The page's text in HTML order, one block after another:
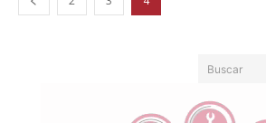
Buscar